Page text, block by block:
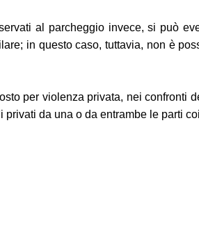
al parcheggio invece, si può
in questo caso, tuttavia, non è
per violenza privata, nei
da una o da entrambe le parti